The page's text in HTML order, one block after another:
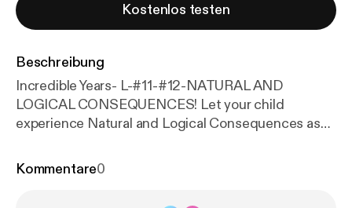
Kostenlos testen
Beschreibung
Incredible Years- L-#11-#12-NATURAL AND
LOGICAL CONSEQUENCES! Let your child
experience Natural and Logical Consequences as
responsible and socially competent! --- This
Kommentare0